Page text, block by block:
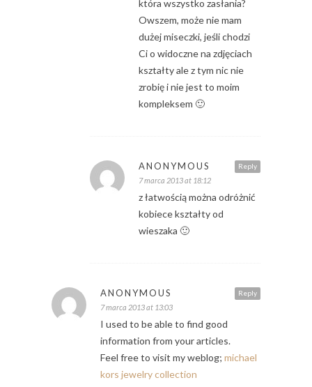
która wszystko zasłania?
Owszem, może nie mam
dużej miseczki, jeśli chodzi
Ci o widoczne na zdjęciach
kształty ale z tym nic nie
zrobię i nie jest to moim
kompleksem 🙂
Reply
ANONYMOUS
7 marca 2013 at 18:12
z łatwością można odróżnić
kobiece kształty od
wieszaka 🙂
Reply
ANONYMOUS
7 marca 2013 at 13:03
I used to be able to find good
information from your articles.
Feel free to visit my weblog; michael
kors jewelry collection